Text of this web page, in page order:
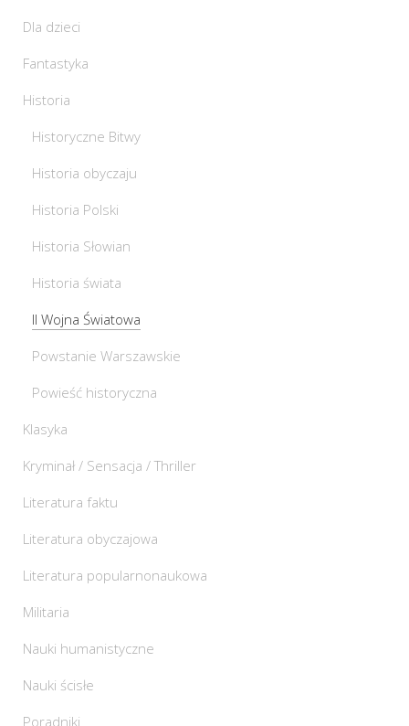
Dla dzieci
Fantastyka
Historia
Historyczne Bitwy
Historia obyczaju
Historia Polski
Historia Słowian
Historia świata
II Wojna Światowa
Powstanie Warszawskie
Powieść historyczna
Klasyka
Kryminał / Sensacja / Thriller
Literatura faktu
Literatura obyczajowa
Literatura popularnonaukowa
Militaria
Nauki humanistyczne
Nauki ścisłe
Poradniki